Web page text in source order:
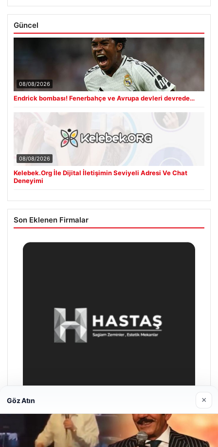
Güncel
08/08/2026
Endrick bombası! Fenerbahçe ve Avrupa devleri devrede…
08/08/2026
Kelebek.Org İle Dijital İletişimin Seviyeli Adresi Ve Chat
Deneyimi
Son Eklenen Firmalar
Enes Kaplan Avukatlık Bürosu
28/04/2026
Göz Atın ×